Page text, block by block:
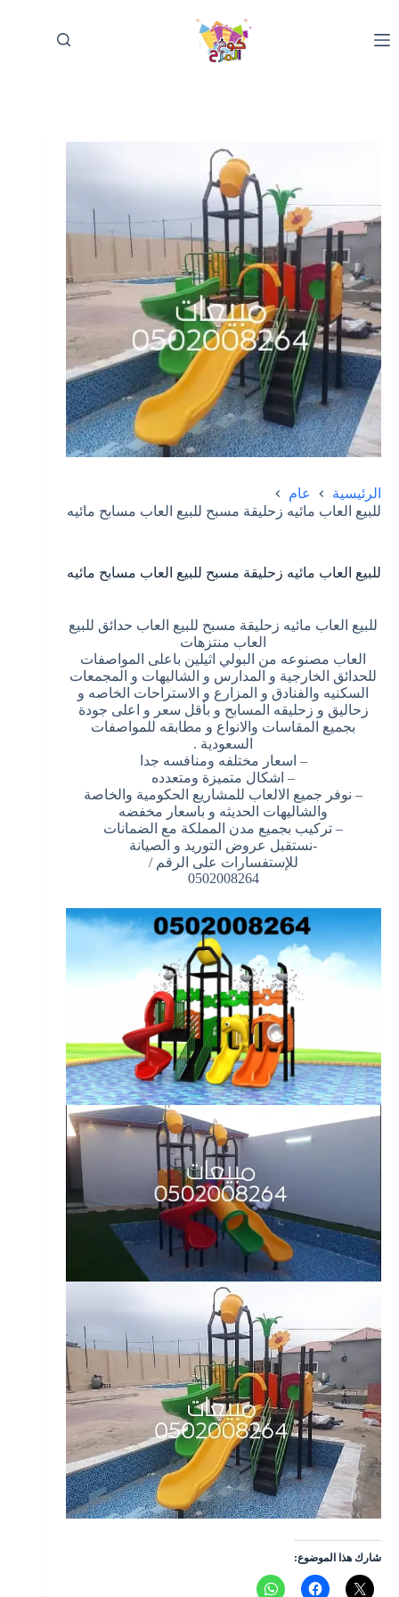
المحتوى
الرئيسية
عام
للبيع العاب مائيه زحليقة مسبح للبيع العاب مسابح مائيه
للبيع العاب مائيه زحليقة مسبح للبيع العاب مسابح مائيه
للبيع العاب مائيه زحليقة مسبح للبيع العاب حدائق للبيع
العاب منتزهات
العاب مصنوعه من البولي اثيلين باعلى المواصفات
للحدائق الخارجية و المدارس و الشاليهات و المجمعات
السكنيه والفنادق و المزارع و الاستراحات الخاصه و
زحاليق و زحليقه المسابح و بأقل سعر و اعلى جودة
بجميع المقاسات والانواع و مطابقه للمواصفات
السعودية .
– اسعار مختلفه ومنافسه جدا
– اشكال متميزة ومتعدده
– نوفر جميع الالعاب للمشاريع الحكومية والخاصة
والشاليهات الحديثه و باسعار مخفضه
– تركيب بجميع مدن المملكة مع الضمانات
-نستقبل عروض التوريد و الصيانة
للإستفسارات على الرقم /
0502008264
شارك هذا الموضوع: